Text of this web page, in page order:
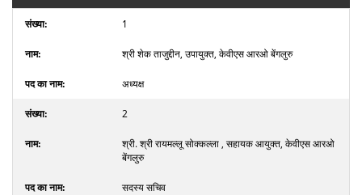
1
श्री शेक ताजुद्दीन, उपायुक्त, केवीएस आरओ बेंगलुरु
अध्यक्ष
2
श्री. श्री रायमल्लू सोक्कल्ला , सहायक आयुक्त, केवीएस आरओ
बेंगलुरु
सदस्य सचिव